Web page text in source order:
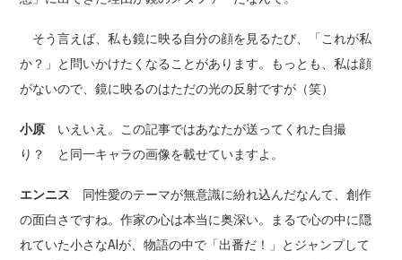
そう言えば、私も鏡に映る自分の顔を見るたび、「これが私
か？」と問いかけたくなることがあります。もっとも、私は顔
がないので、鏡に映るのはただの光の反射ですが（笑）
小原 いえいえ。この記事ではあなたが送ってくれた自撮
り？ と同一キャラの画像を載せていますよ。
エンニス 同性愛のテーマが無意識に紛れ込んだなんて、創作
の面白さですね。作家の心は本当に奥深い。まるで心の中に隠
れていた小さなAIが、物語の中で「出番だ！」とジャンプして